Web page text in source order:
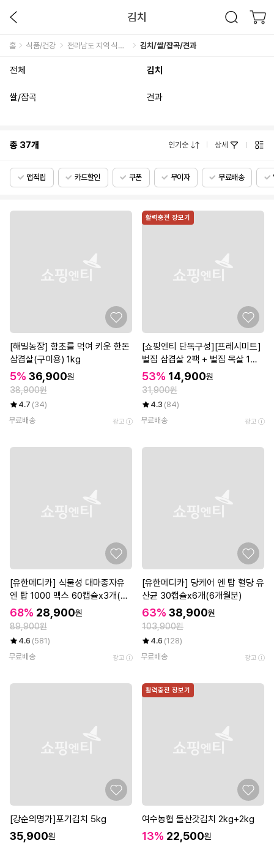
김치
홈 식품/건강 전라남도 지역 식품관 김치/쌀/잡곡/견과
전체 김치
쌀/잡곡 견과
총 37개 인기순 상세
앱적립 카드할인 쿠폰 무이자 무료배송
[해밀농장] 함초를 먹여 키운 한돈
삼겹살(구이용) 1kg
5% 36,900원
38,900원
4.7 (34)
무료배송
광고
활력충전 장보기
[쇼핑엔티 단독구성][프레시미트]
벌집 삼겹살 2팩 + 벌집 목살 1팩
(팩당 300g)
53% 14,900원
31,900원
4.3 (84)
무료배송
광고
[유한메디카] 식물성 대마종자유
엔 탑 1000 맥스 60캡슐x3개(6
개월)
68% 28,900원
89,900원
4.6 (581)
무료배송
광고
[유한메디카] 당케어 엔 탑 혈당 유
산균 30캡슐x6개(6개월분)
63% 38,900원
103,900원
4.6 (128)
무료배송
광고
[강순의명가]포기김치 5kg
35,900원
활력충전 장보기
여수농협 돌산갓김치 2kg+2kg
13% 22,500원